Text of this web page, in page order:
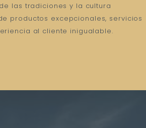
las tradiciones y la cultura
productos excepcionales, servicios
al cliente inigualable.